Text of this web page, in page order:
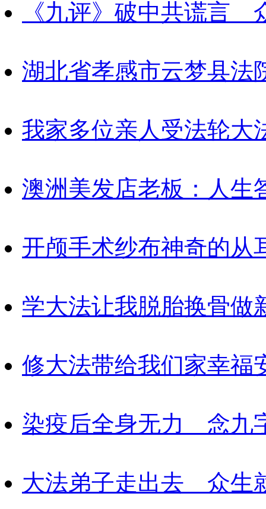
《九评》破中共谎言
湖北省孝感市云梦县法
我家多位亲人受法轮大
澳洲美发店老板：人生
开颅手术纱布神奇的从
学大法让我脱胎换骨做
修大法带给我们家幸福
染疫后全身无力 念九
大法弟子走出去 众生